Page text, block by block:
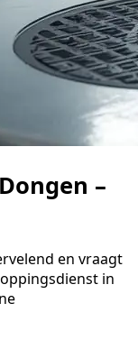
–
en vraagt
in